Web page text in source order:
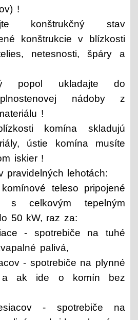
!
konštrukčný stav
konštrukcie v blízkosti
netesnosti, špáry a
popol ukladajte do
nádoby z
!
komína skladujú
ústie komína musíte
iskier !
pravidelných lehotách:
teleso pripojené
s celkovým tepelným
50 kW, raz za:
- spotrebiče na tuhé
palivá,
- spotrebiče na plynné
a ak ide o komín bez
- spotrebiče na